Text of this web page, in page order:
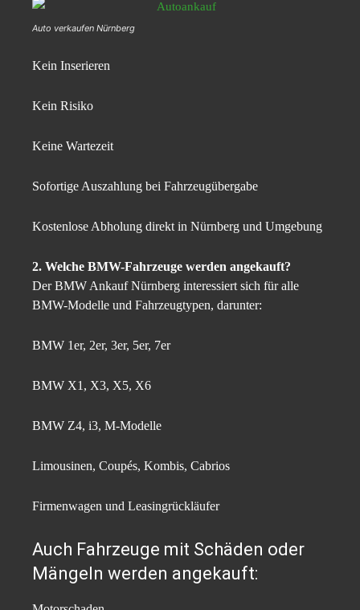
Auto verkaufen Nürnberg
Kein Inserieren
Kein Risiko
Keine Wartezeit
Sofortige Auszahlung bei Fahrzeugübergabe
Kostenlose Abholung direkt in Nürnberg und Umgebung
2. Welche BMW-Fahrzeuge werden angekauft?
Der BMW Ankauf Nürnberg interessiert sich für alle
BMW-Modelle und Fahrzeugtypen, darunter:
BMW 1er, 2er, 3er, 5er, 7er
BMW X1, X3, X5, X6
BMW Z4, i3, M-Modelle
Limousinen, Coupés, Kombis, Cabrios
Firmenwagen und Leasingrückläufer
Auch Fahrzeuge mit Schäden oder
Mängeln werden angekauft: